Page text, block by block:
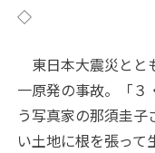
◇
東日本大震災とと
一原発の事故。「３
う写真家の那須圭
い土地に根を張って